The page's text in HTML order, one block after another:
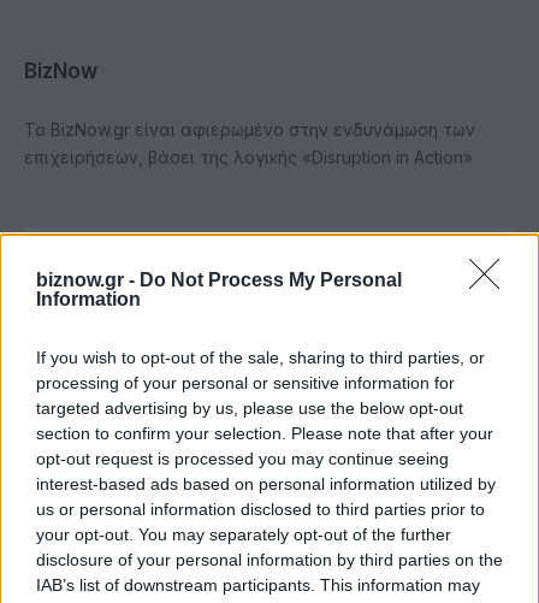
biznow.gr - Do Not Process My Personal
Information
If you wish to opt-out of the sale, sharing to third parties, or
processing of your personal or sensitive information for
targeted advertising by us, please use the below opt-out
section to confirm your selection. Please note that after your
opt-out request is processed you may continue seeing
interest-based ads based on personal information utilized by
us or personal information disclosed to third parties prior to
your opt-out. You may separately opt-out of the further
disclosure of your personal information by third parties on the
IAB’s list of downstream participants. This information may
BizNow
Το BizNow.gr είναι αφιερωμένο στην ενδυνάμωση των
επιχειρήσεων, βάσει της λογικής «Disruption in Action»